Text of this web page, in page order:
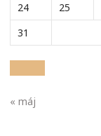
24
25
31
« máj